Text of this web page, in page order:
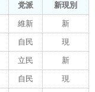
党派 新現別
維新 新
自民 現
立民 新
自民 現